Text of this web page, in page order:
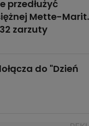
przedłużyć
Mette-Marit.
zarzuty
do "Dzień